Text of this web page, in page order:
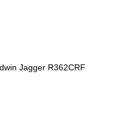
Jagger R362CRF